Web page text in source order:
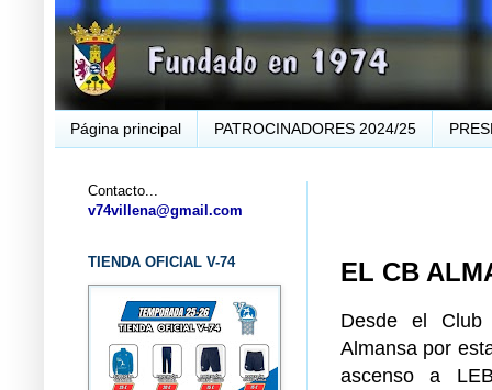
Página principal PATROCINADORES 2024/25
EL CB
Desde el Club
Almansa por
ascenso a
Contacto...
v74villena@gmail.com
TIENDA OFICIAL V-74